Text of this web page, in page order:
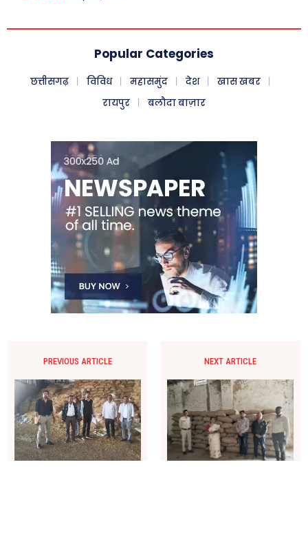
Popular Categories
छत्तीसगढ़ विविध महासमुंद देश
खास खबर
रायपुर
बलौदा बाज़ार
PREVIOUS ARTICLE NEXT ARTICLE